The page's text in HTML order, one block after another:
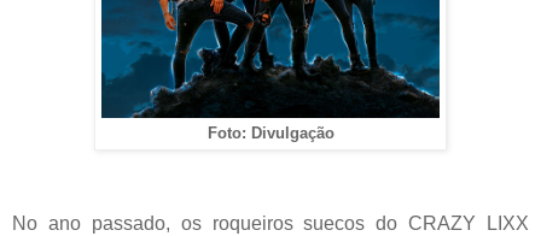
Foto: Divulgação
No ano passado, os roqueiros suecos do CRAZY LIXX